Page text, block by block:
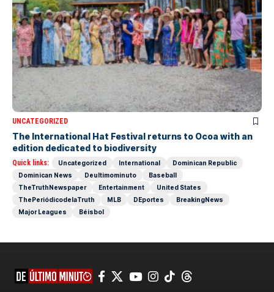
UNCATEGORIZED
The International Hat Festival returns to Ocoa with an
edition dedicated to biodiversity
Quick links: Uncategorized International
Dominican Republic
Dominican News
Deultimominuto
Baseball
TheTruthNewspaper
Entertainment
United States
ThePeriódicodelaTruth
MLB DEportes
BreakingNews
Major Leagues
Béisbol